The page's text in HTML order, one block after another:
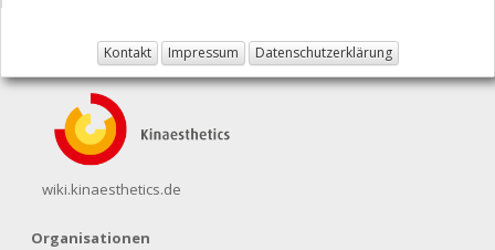
Kontakt Impressum Datenschutzerklärung
wiki.kinaesthetics.de
Organisationen